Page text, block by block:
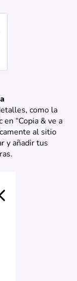
como la
en “Copia & ve a
al sitio
y añadir tus